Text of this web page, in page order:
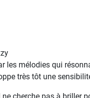
les mélodies qui
très tôt une